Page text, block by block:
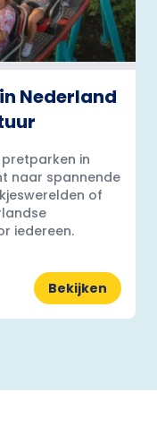
Nederland
in
naar spannende
of
iedereen.
Bekijken